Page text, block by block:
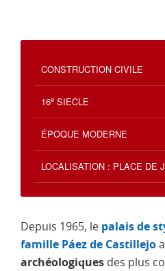
CONSTRUCTION CIVILE
16e SIECLE
ÉPOQUE MODERNE
LOCALISATION : PLACE DE
Depuis 1965, le palais de
famille Páez de Castillejo
archéologiques des plus